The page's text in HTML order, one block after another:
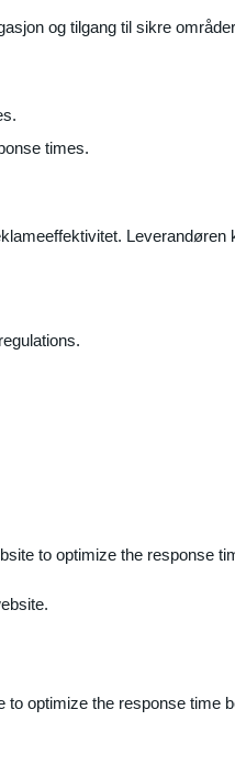
og tilgang til sikre
times.
to optimize the response
optimize the response time